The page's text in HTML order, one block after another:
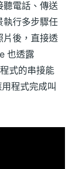
聽電話、傳送
執行多步驟任
片後，直接透
也透露
式的串接能
程式完成叫